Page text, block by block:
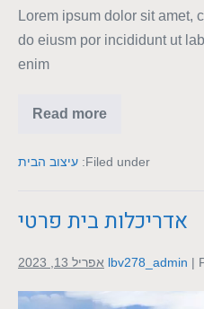
Lorem ipsum dolor sit amet,
do eiusm por incididunt ut
enim
Read more
Filed under: עיצוב הבית
אדריכלות בית פרטי
lbv278_admin | אפריל 13, 2023